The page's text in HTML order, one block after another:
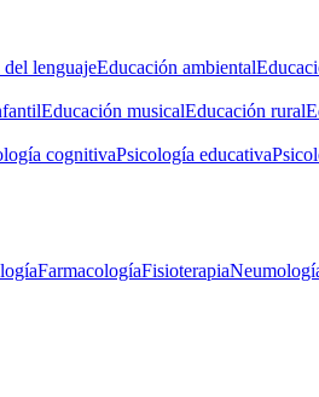
lenguajeEducación ambiental
Educación musicalEducación rural
cognitivaPsicología educativa
FarmacologíaFisioterapia